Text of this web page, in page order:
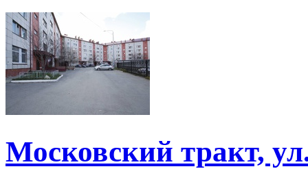
Московский тракт,